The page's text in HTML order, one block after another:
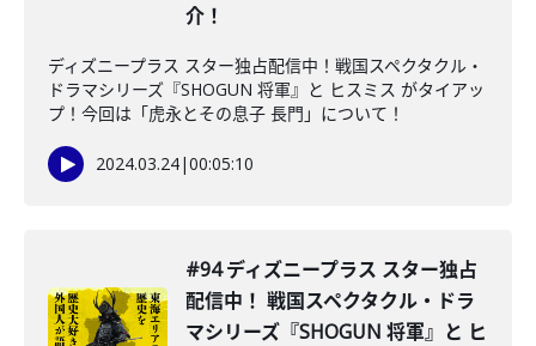
介！
ディズニープラス スター独占配信中！戦国スペクタクル・
ドラマシリーズ『SHOGUN 将軍』と ヒスミス がタイアッ
プ！今回は「虎永とその息子 長門」について！
2024.03.24|00:05:10
#94 ディズニープラス スター独占
配信中！ 戦国スペクタクル・ドラ
マシリーズ『SHOGUN 将軍』と ヒ